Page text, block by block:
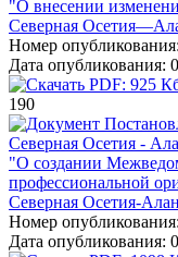
"О внесении
Северная
Номер опубликования:
Дата опубликования:
PDF: 925
190
Северная Осетия -
"О создании
профессиональной
Северная Осетия-
Номер опубликования:
Дата опубликования: